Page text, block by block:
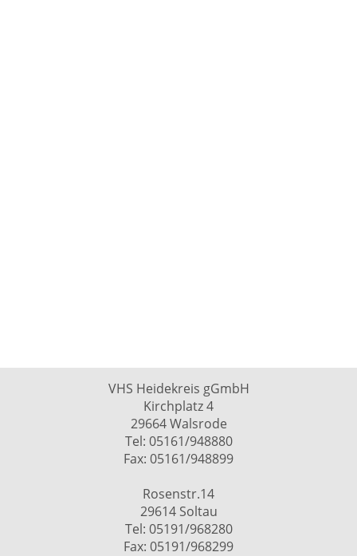
VHS Heidekreis gGmbH
Kirchplatz 4
29664 Walsrode
Tel: 05161/948880
Fax: 05161/948899
Rosenstr.14
29614 Soltau
Tel: 05191/968280
Fax: 05191/968299